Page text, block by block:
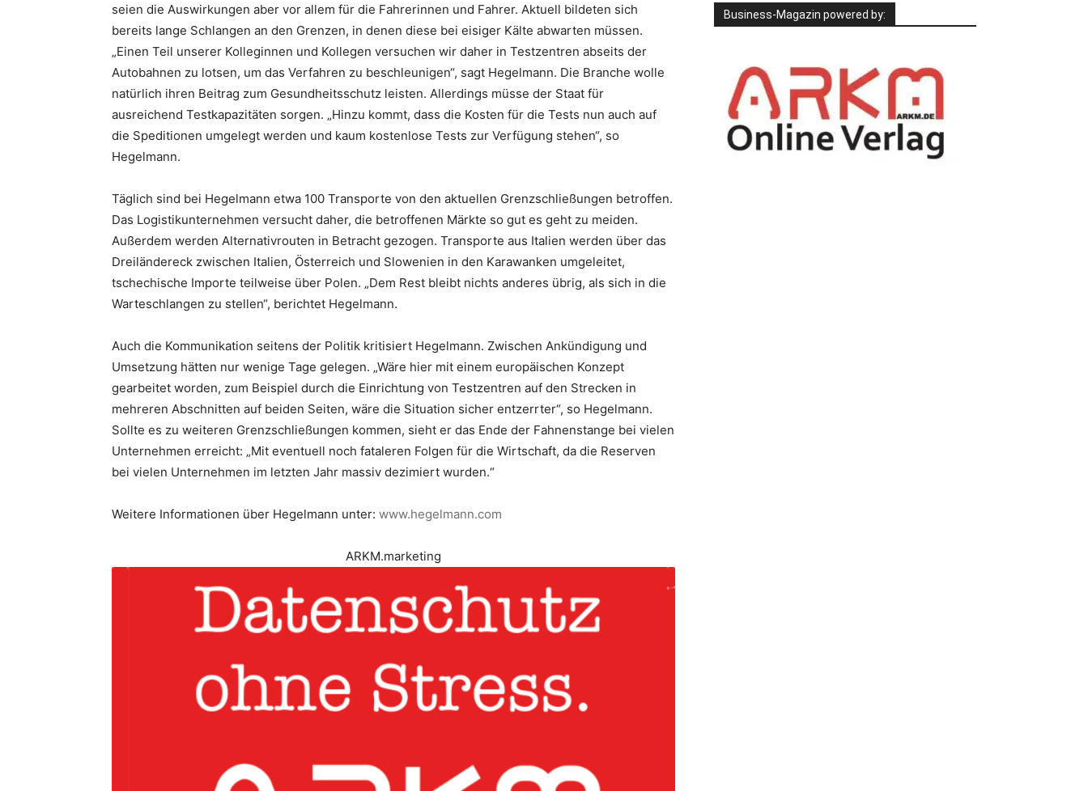
seien die Auswirkungen aber vor allem für die Fahrerinnen und Fahrer. Aktuell bildeten sich
bereits lange Schlangen an den Grenzen, in denen diese bei eisiger Kälte abwarten müssen.
„Einen Teil unserer Kolleginnen und Kollegen versuchen wir daher in Testzentren abseits der
Autobahnen zu lotsen, um das Verfahren zu beschleunigen“, sagt Hegelmann. Die Branche wolle
natürlich ihren Beitrag zum Gesundheitsschutz leisten. Allerdings müsse der Staat für
ausreichend Testkapazitäten sorgen. „Hinzu kommt, dass die Kosten für die Tests nun auch auf
die Speditionen umgelegt werden und kaum kostenlose Tests zur Verfügung stehen“, so
Hegelmann.
Täglich sind bei Hegelmann etwa 100 Transporte von den aktuellen Grenzschließungen betroffen.
Das Logistikunternehmen versucht daher, die betroffenen Märkte so gut es geht zu meiden.
Außerdem werden Alternativrouten in Betracht gezogen. Transporte aus Italien werden über das
Dreiländereck zwischen Italien, Österreich und Slowenien in den Karawanken umgeleitet,
tschechische Importe teilweise über Polen. „Dem Rest bleibt nichts anderes übrig, als sich in die
Warteschlangen zu stellen“, berichtet Hegelmann.
Auch die Kommunikation seitens der Politik kritisiert Hegelmann. Zwischen Ankündigung und
Umsetzung hätten nur wenige Tage gelegen. „Wäre hier mit einem europäischen Konzept
gearbeitet worden, zum Beispiel durch die Einrichtung von Testzentren auf den Strecken in
mehreren Abschnitten auf beiden Seiten, wäre die Situation sicher entzerrter“, so Hegelmann.
Sollte es zu weiteren Grenzschließungen kommen, sieht er das Ende der Fahnenstange bei vielen
Unternehmen erreicht: „Mit eventuell noch fataleren Folgen für die Wirtschaft, da die Reserven
bei vielen Unternehmen im letzten Jahr massiv dezimiert wurden.“
Weitere Informationen über Hegelmann unter: www.hegelmann.com
ARKM.marketing
Business-Magazin powered by: